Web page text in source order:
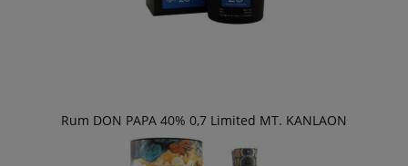
Rum DON PAPA 40% 0,7 Limited MT. KANLAON